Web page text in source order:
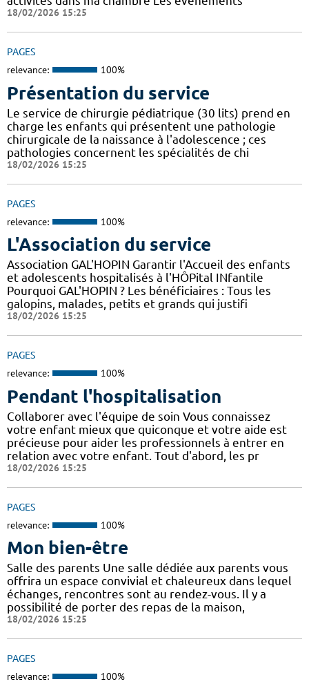
18/02/2026 15:25
PAGES
relevance: 100%
Présentation du service
Le service de chirurgie pédiatrique (30 lits) prend en
charge les enfants qui présentent une pathologie
chirurgicale de la naissance à l'adolescence ; ces
pathologies concernent les spécialités de chi
18/02/2026 15:25
PAGES
relevance: 100%
L'Association du service
Association GAL'HOPIN Garantir l'Accueil des enfants
et adolescents hospitalisés à l'HÔPital INfantile
Pourquoi GAL'HOPIN ? Les bénéficiaires : Tous les
galopins, malades, petits et grands qui justifi
18/02/2026 15:25
PAGES
relevance: 100%
Pendant l'hospitalisation
Collaborer avec l'équipe de soin Vous connaissez
votre enfant mieux que quiconque et votre aide est
précieuse pour aider les professionnels à entrer en
relation avec votre enfant. Tout d'abord, les pr
18/02/2026 15:25
PAGES
relevance: 100%
Mon bien-être
Salle des parents Une salle dédiée aux parents vous
offrira un espace convivial et chaleureux dans lequel
échanges, rencontres sont au rendez-vous. Il y a
possibilité de porter des repas de la maison,
18/02/2026 15:25
PAGES
relevance: 100%